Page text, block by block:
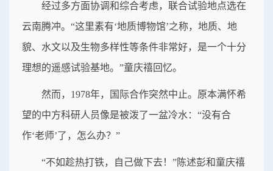
经过多方面协调和综合考虑，联合试验地点选在
云南腾冲。“这里素有‘地质博物馆’之称，地质、地
貌、水文以及生物多样性等条件非常好，是一个十分
理想的遥感试验基地。”童庆禧回忆。
然而，1978年，国际合作突然中止。原本满怀希
望的中方科研人员像是被泼了一盆冷水：“没有合
作‘老师’了，怎么办？”
“不如趁热打铁，自己做下去！”陈述彭和童庆禧